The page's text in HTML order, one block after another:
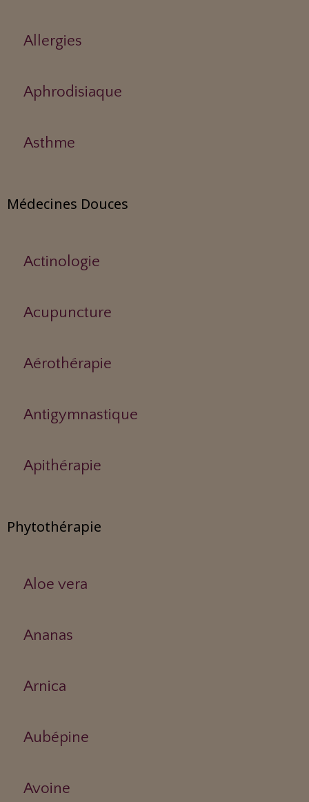
Allergies
Aphrodisiaque
Asthme
Médecines Douces
Actinologie
Acupuncture
Aérothérapie
Antigymnastique
Apithérapie
Phytothérapie
Aloe vera
Ananas
Arnica
Aubépine
Avoine